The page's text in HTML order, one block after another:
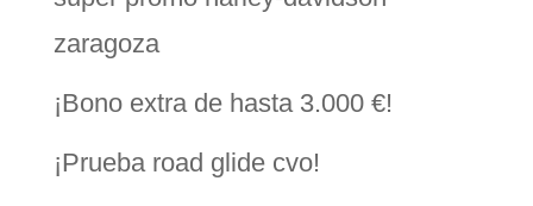
zaragoza
¡Bono extra de hasta 3.000 €!
¡Prueba road glide cvo!